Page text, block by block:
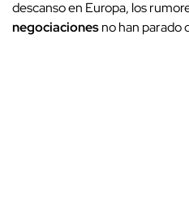
descanso en Europa, los
negociacionesno han parado